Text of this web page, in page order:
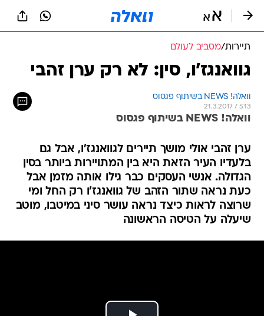
תיירות/מסביב לעולם
גוואנגז'ו, סין: לא רק ערן זהבי
וואלה! NEWS בשיתוף פגסוס
21.3.2017 / 5:13
וואלה! NEWS בשיתוף פגסוס
ערן זהבי אולי מושך תיירים לגוואנגז'ו, אבל גם
בלעדיו העיר הזאת היא בין המתויירות ביותר בסין
הגדולה. אנשי העסקים כבר גילו אותה מזמן אבל
כעת נראה שתור הזהב של גוואנגז'ו רק החל ומי
שרוצה לראות כיצד נראה עושר סיני במיטבו, מוטב
שיעלה על הטיסה הראשונה